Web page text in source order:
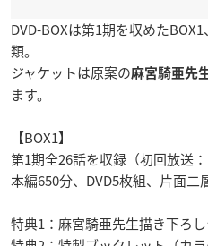
DVD-BOXは第1期を収めた
類。
ジャケットは原案の麻宮騎亜先
ます。
【BOX1】
第1期全26話を収録（初回放送
本編650分、DVD5枚組、片面
特典1：麻宮騎亜先生描き下ろ